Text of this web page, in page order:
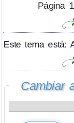
Página
Este tema está:
Cambiar